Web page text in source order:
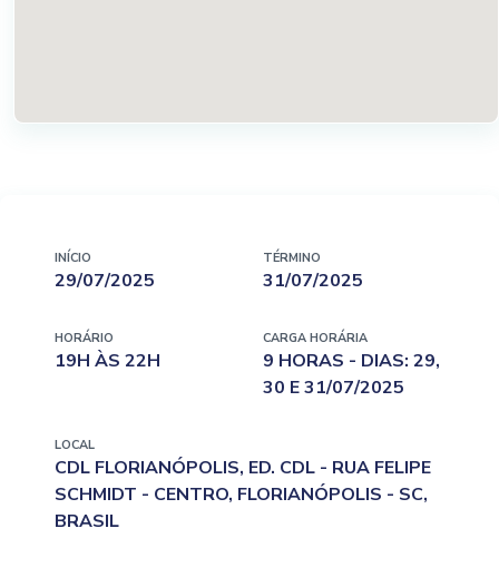
INÍCIO
29/07/2025
TÉRMINO
31/07/2025
HORÁRIO
19H ÀS 22H
CARGA HORÁRIA
9 HORAS - DIAS: 29,
30 E 31/07/2025
LOCAL
CDL FLORIANÓPOLIS, ED. CDL - RUA FELIPE
SCHMIDT - CENTRO, FLORIANÓPOLIS - SC,
BRASIL